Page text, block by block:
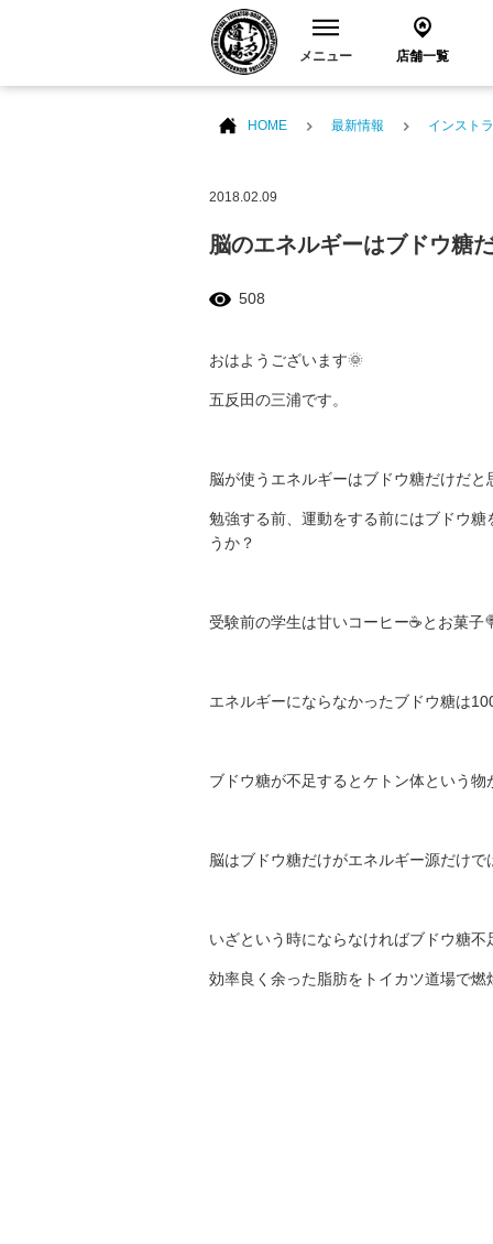
メニュー 店舗一覧
HOME 最新情報 インスト
2018.02.09
脳のエネルギーはブドウ糖
508
おはようございます🌞
五反田の三浦です。
脳が使うエネルギーはブドウ糖だけだ
勉強する前、運動をする前にはブドウ
うか？
受験前の学生は甘いコーヒー☕とお菓子
エネルギーにならなかったブドウ糖は
ブドウ糖が不足するとケトン体という
脳はブドウ糖だけがエネルギー源だけで
いざという時にならなければブドウ糖
効率良く余った脂肪をトイカツ道場で燃焼